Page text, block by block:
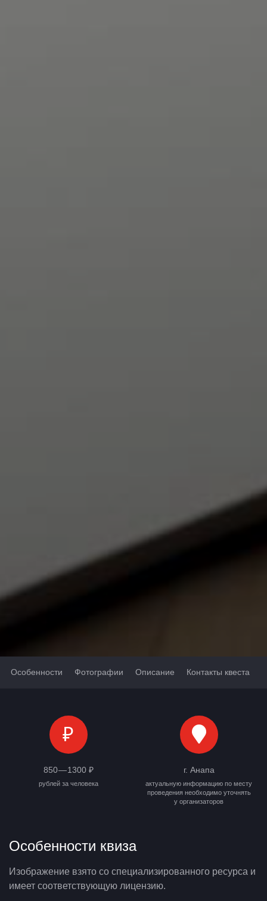
Особенности Фотографии Описание Контакты квеста
₽
850 — 1300 ₽
рублей за человека
г. Анапа
актуальную информацию по месту
проведения необходимо уточнять
у организаторов
Особенности квиза
Изображение взято со специализированного ресурса и
имеет соответствующую лицензию.